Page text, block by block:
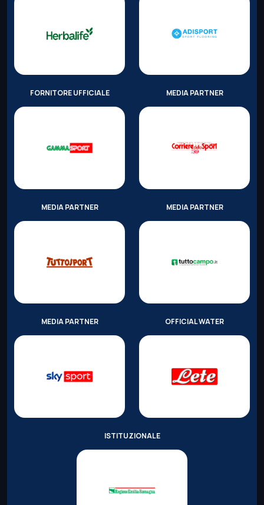
FORNITORE UFFICIALE MEDIA PARTNER
MEDIA PARTNER MEDIA PARTNER
MEDIA PARTNER OFFICIAL WATER
ISTITUZIONALE